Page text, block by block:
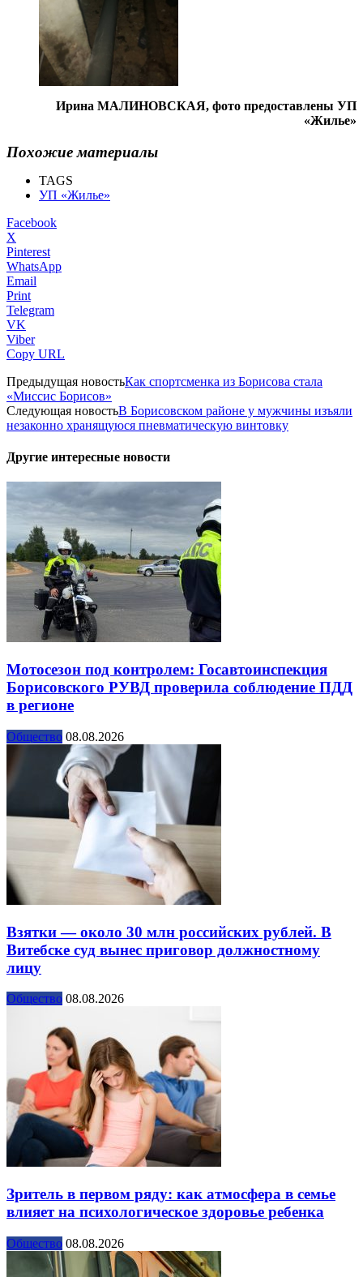
Ирина МАЛИНОВСКАЯ, фото предоставлены УП
«Жилье»
Похожие материалы
TAGS
УП «Жилье»
Facebook
X
Pinterest
WhatsApp
Email
Print
Telegram
VK
Viber
Copy URL
Предыдущая новостьКак спортсменка из Борисова стала
«Миссис Борисов»
Следующая новостьВ Борисовском районе у мужчины изъяли
незаконно хранящуюся пневматическую винтовку
Другие интересные новости
Мотосезон под контролем: Госавтоинспекция
Борисовского РУВД проверила соблюдение ПДД
в регионе
Общество 08.08.2026
Взятки — около 30 млн российских рублей. В
Витебске суд вынес приговор должностному
лицу
Общество 08.08.2026
Зритель в первом ряду: как атмосфера в семье
влияет на психологическое здоровье ребенка
Общество 08.08.2026